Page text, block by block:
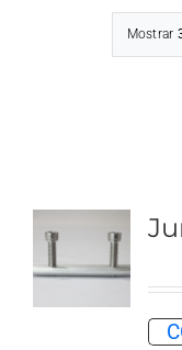
Mostrar